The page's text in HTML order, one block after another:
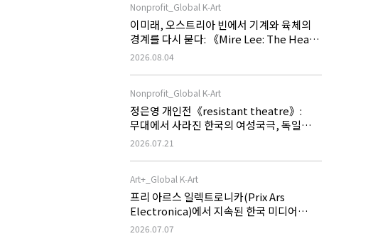
Nonprofit_Global K-Art
이미래, 오스트리아 빈에서 기계와 육체의
경계를 다시 묻다: 《Mire Lee: The Heart
of My Machine is Golden Lead》
2026.08.04
Nonprofit_Global K-Art
정은영 개인전《resistant theatre》:
무대에서 사라진 한국의 여성국극, 독일
슈투트가르트에서 새로운 저항의 무대로
2026.07.21
Art+_Global K-Art
프리 아르스 일렉트로니카(Prix Ars
Electronica)에서 지속된 한국 미디어
아트의 국제적 성과
2026.07.07